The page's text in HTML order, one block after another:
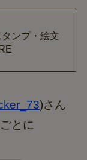
ンプ・絵文
)さん
とに